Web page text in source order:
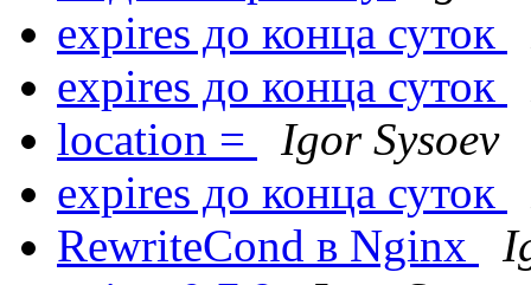
expires до конца суток
expires до конца суток
location =
Igor Sysoev
expires до конца суток
RewriteCond в Nginx